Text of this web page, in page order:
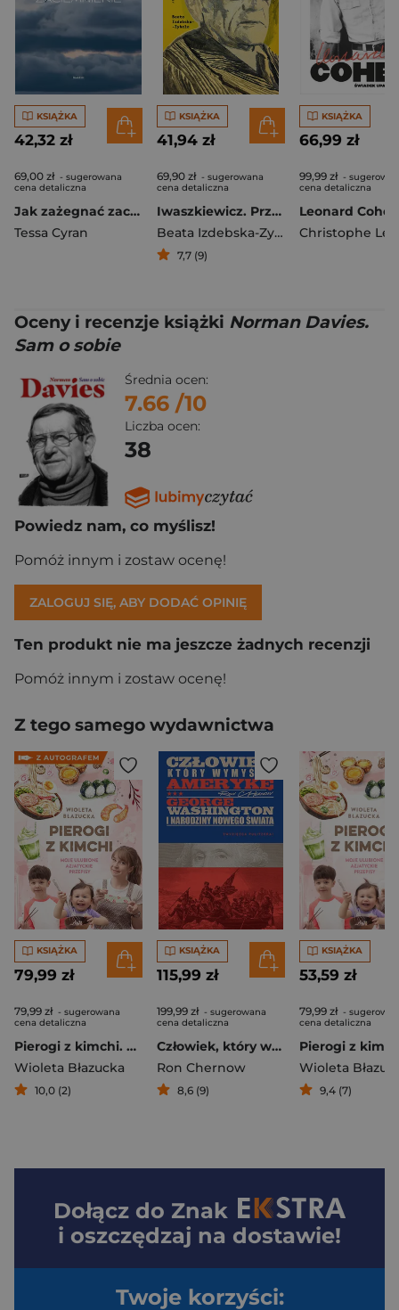
KSIĄŻKA
42,32 zł
69,00 zł - sugerowana
cena detaliczna
Jak zażegnać zaciemnienie
Tessa Cyran
KSIĄŻKA
41,94 zł
69,90 zł - sugerowana
cena detaliczna
Iwaszkiewicz. Przyjaciele i wrogowie
Beata Izdebska-Zybała
7,7 (9)
KSIĄŻKA
66,99 zł
99,99 zł -
cena detaliczna
Christophe
Oceny i recenzje książki Norman Davies.
Sam o sobie
Średnia ocen:
7.66 /10
Liczba ocen:
38
Powiedz nam, co myślisz!
Pomóż innym i zostaw ocenę!
ZALOGUJ SIĘ, ABY DODAĆ OPINIĘ
Ten produkt nie ma jeszcze żadnych recenzji
Pomóż innym i zostaw ocenę!
Z tego samego wydawnictwa
KSIĄŻKA
79,99 zł
79,99 zł - sugerowana
cena detaliczna
Pierogi z kimchi. Moje ulubione azjatyckie przepisy - książka z autografem
Wioleta Błazucka
10,0 (2)
KSIĄŻKA
115,99 zł
199,99 zł - sugerowana
cena detaliczna
Człowiek, który wymyślił Amerykę. George Washington i narodziny nowego świata
Ron Chernow
8,6 (9)
KSIĄŻKA
53,59 zł
79,99 zł -
cena detaliczna
Wioleta
9,4 (7)
Dołącz do Znak
i oszczędzaj na dostawie!
Twoje korzyści: